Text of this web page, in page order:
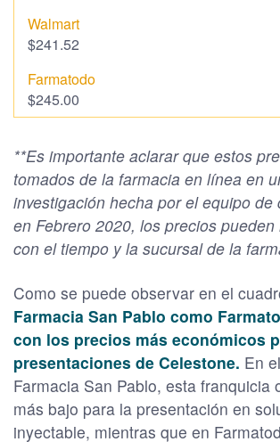
$241.52
$245.00
**Es importante aclarar que estos
tomados de la farmacia en línea en
investigación hecha por el equipo de
en Febrero 2020, los precios
con el tiempo y la sucursal de la
Como se puede observar en el
Farmacia San Pablo como
con los precios más económicos
presentaciones de Celestone. En
Farmacia San Pablo, esta franquicia
más bajo para la presentación en
inyectable, mientras que en